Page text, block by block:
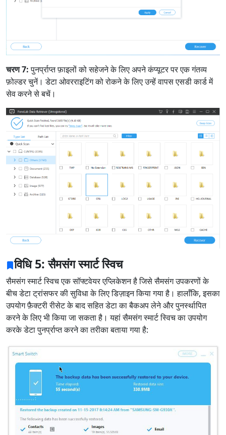
चरण 7:पुनर्प्राप्त फ़ाइलों को सहेजने के लिए अपने कंप्यूटर पर एक गंतव्य
फ़ोल्डर चुनें। डेटा ओवरराइटिंग को रोकने के लिए उन्हें वापस एसडी कार्ड में
सेव करने से बचें।
विधि 5: सैमसंग स्मार्ट स्विच
सैमसंग स्मार्ट स्विच एक सॉफ्टवेयर एप्लिकेशन है जिसे सैमसंग उपकरणों के
बीच डेटा ट्रांसफर की सुविधा के लिए डिज़ाइन किया गया है। हालाँकि, इसका
उपयोग फ़ैक्टरी रीसेट के बाद सहित डेटा का बैकअप लेने और पुनर्स्थापित
करने के लिए भी किया जा सकता है। यहां सैमसंग स्मार्ट स्विच का उपयोग
करके डेटा पुनर्प्राप्त करने का तरीका बताया गया है: